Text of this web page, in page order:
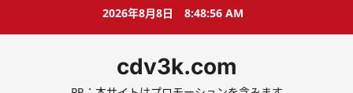
2026年8月8日 8:48:56 AM
cdv3k.com